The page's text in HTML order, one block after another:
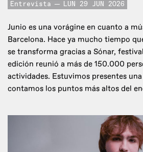
Entrevista LUN 29 JUN 2026
Junio es una vorágine en cuanto a
Barcelona. Hace ya mucho tiempo
se transforma gracias a Sónar,
edición reunió a más de 150.000
actividades. Estuvimos presentes
contamos los puntos más altos del